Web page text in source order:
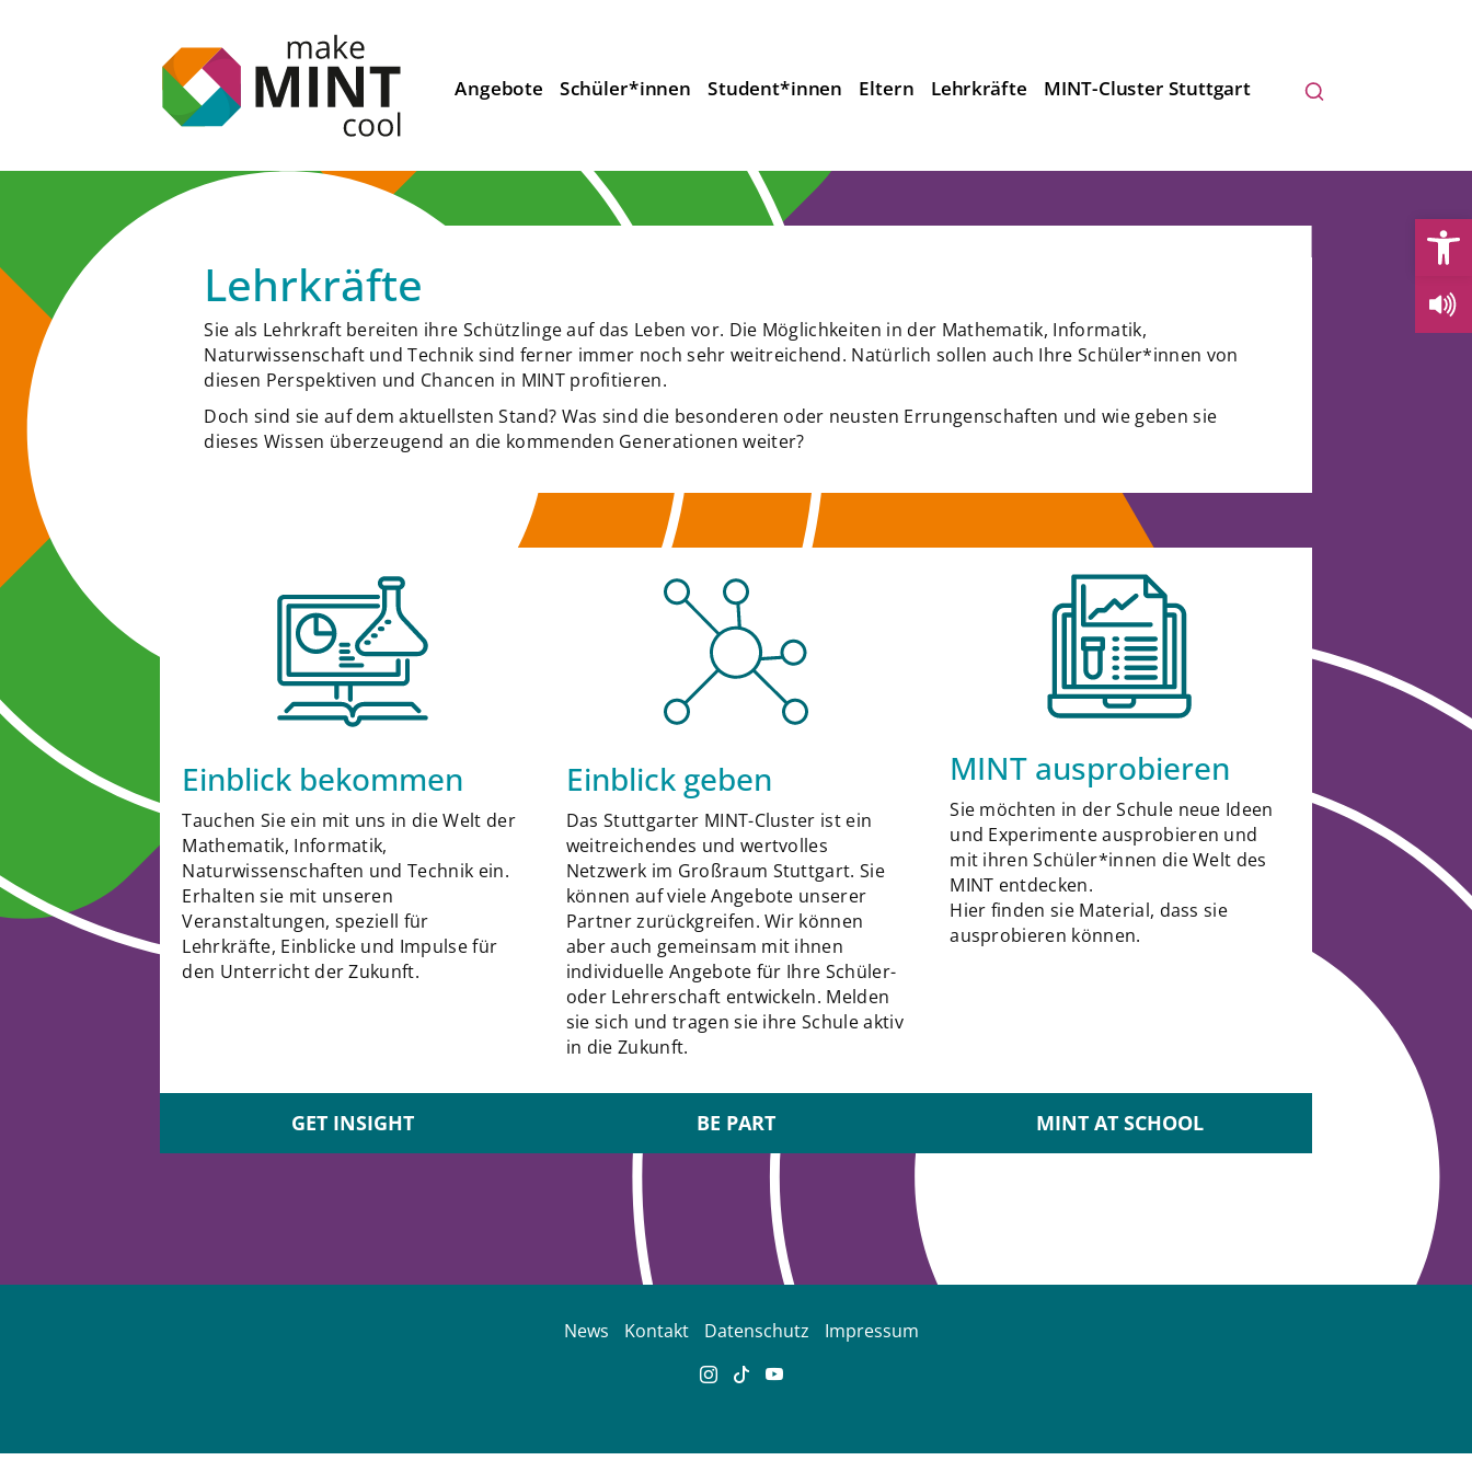
Angebote Schüler*innen Student*innen Eltern Lehrkräfte MINT-Cluster Stuttgart
Lehrkräfte
Sie als Lehrkraft bereiten ihre Schützlinge auf das Leben vor. Die Möglichkeiten in der Mathematik, Informatik,
Naturwissenschaft und Technik sind ferner immer noch sehr weitreichend. Natürlich sollen auch Ihre Schüler*innen von
diesen Perspektiven und Chancen in MINT profitieren.
Doch sind sie auf dem aktuellsten Stand? Was sind die besonderen oder neusten Errungenschaften und wie geben sie
dieses Wissen überzeugend an die kommenden Generationen weiter?
Einblick bekommen
Tauchen Sie ein mit uns in die Welt der
Mathematik, Informatik,
Naturwissenschaften und Technik ein.
Erhalten sie mit unseren
Veranstaltungen, speziell für
Lehrkräfte, Einblicke und Impulse für
den Unterricht der Zukunft.
GET INSIGHT
Einblick geben
Das Stuttgarter MINT-Cluster ist ein
weitreichendes und wertvolles
Netzwerk im Großraum Stuttgart. Sie
können auf viele Angebote unserer
Partner zurückgreifen. Wir können
aber auch gemeinsam mit ihnen
individuelle Angebote für Ihre Schüler-
oder Lehrerschaft entwickeln. Melden
sie sich und tragen sie ihre Schule aktiv
in die Zukunft.
BE PART
MINT ausprobieren
Sie möchten in der Schule neue Ideen
und Experimente ausprobieren und
mit ihren Schüler*innen die Welt des
MINT entdecken.
Hier finden sie Material, dass sie
ausprobieren können.
MINT AT SCHOOL
News Kontakt Datenschutz Impressum